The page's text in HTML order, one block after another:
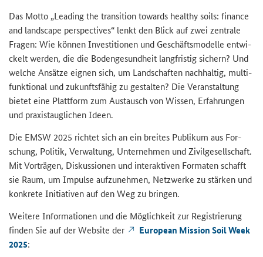
Das Motto „Leading the transition towards healthy soils: finance
and landscape perspectives“ lenkt den Blick auf zwei zen­tra­le
Fra­gen: Wie kön­nen In­ves­ti­tio­nen und Ge­schäfts­mo­del­le ent­wi­
ckelt wer­den, die die Bo­den­ge­sund­heit lang­fris­tig si­chern? Und
wel­che An­sät­ze eig­nen sich, um Land­schaf­ten nach­hal­tig, mul­ti­
funk­tio­nal und zu­kunfts­fä­hig zu ge­stal­ten? Die Ver­an­stal­tung
bie­tet eine Platt­form zum Aus­tausch von Wis­sen, Er­fah­run­gen
und pra­xis­taug­li­chen Ideen.
Die EMSW 2025 rich­tet sich an ein brei­tes Pu­bli­kum aus For­
schung, Po­li­tik, Ver­wal­tung, Un­ter­neh­men und Zi­vil­ge­sell­schaft.
Mit Vor­trä­gen, Dis­kus­sio­nen und in­ter­ak­ti­ven For­ma­ten schafft
sie Raum, um Im­pul­se auf­zu­neh­men, Netz­wer­ke zu stär­ken und
kon­kre­te In­itia­ti­ven auf den Weg zu brin­gen.
Wei­te­re In­for­ma­tio­nen und die Mög­lich­keit zur Re­gis­trie­rung
fin­den Sie auf der Web­site der
Eu­ropean Mis­si­on Soil Week
2025: